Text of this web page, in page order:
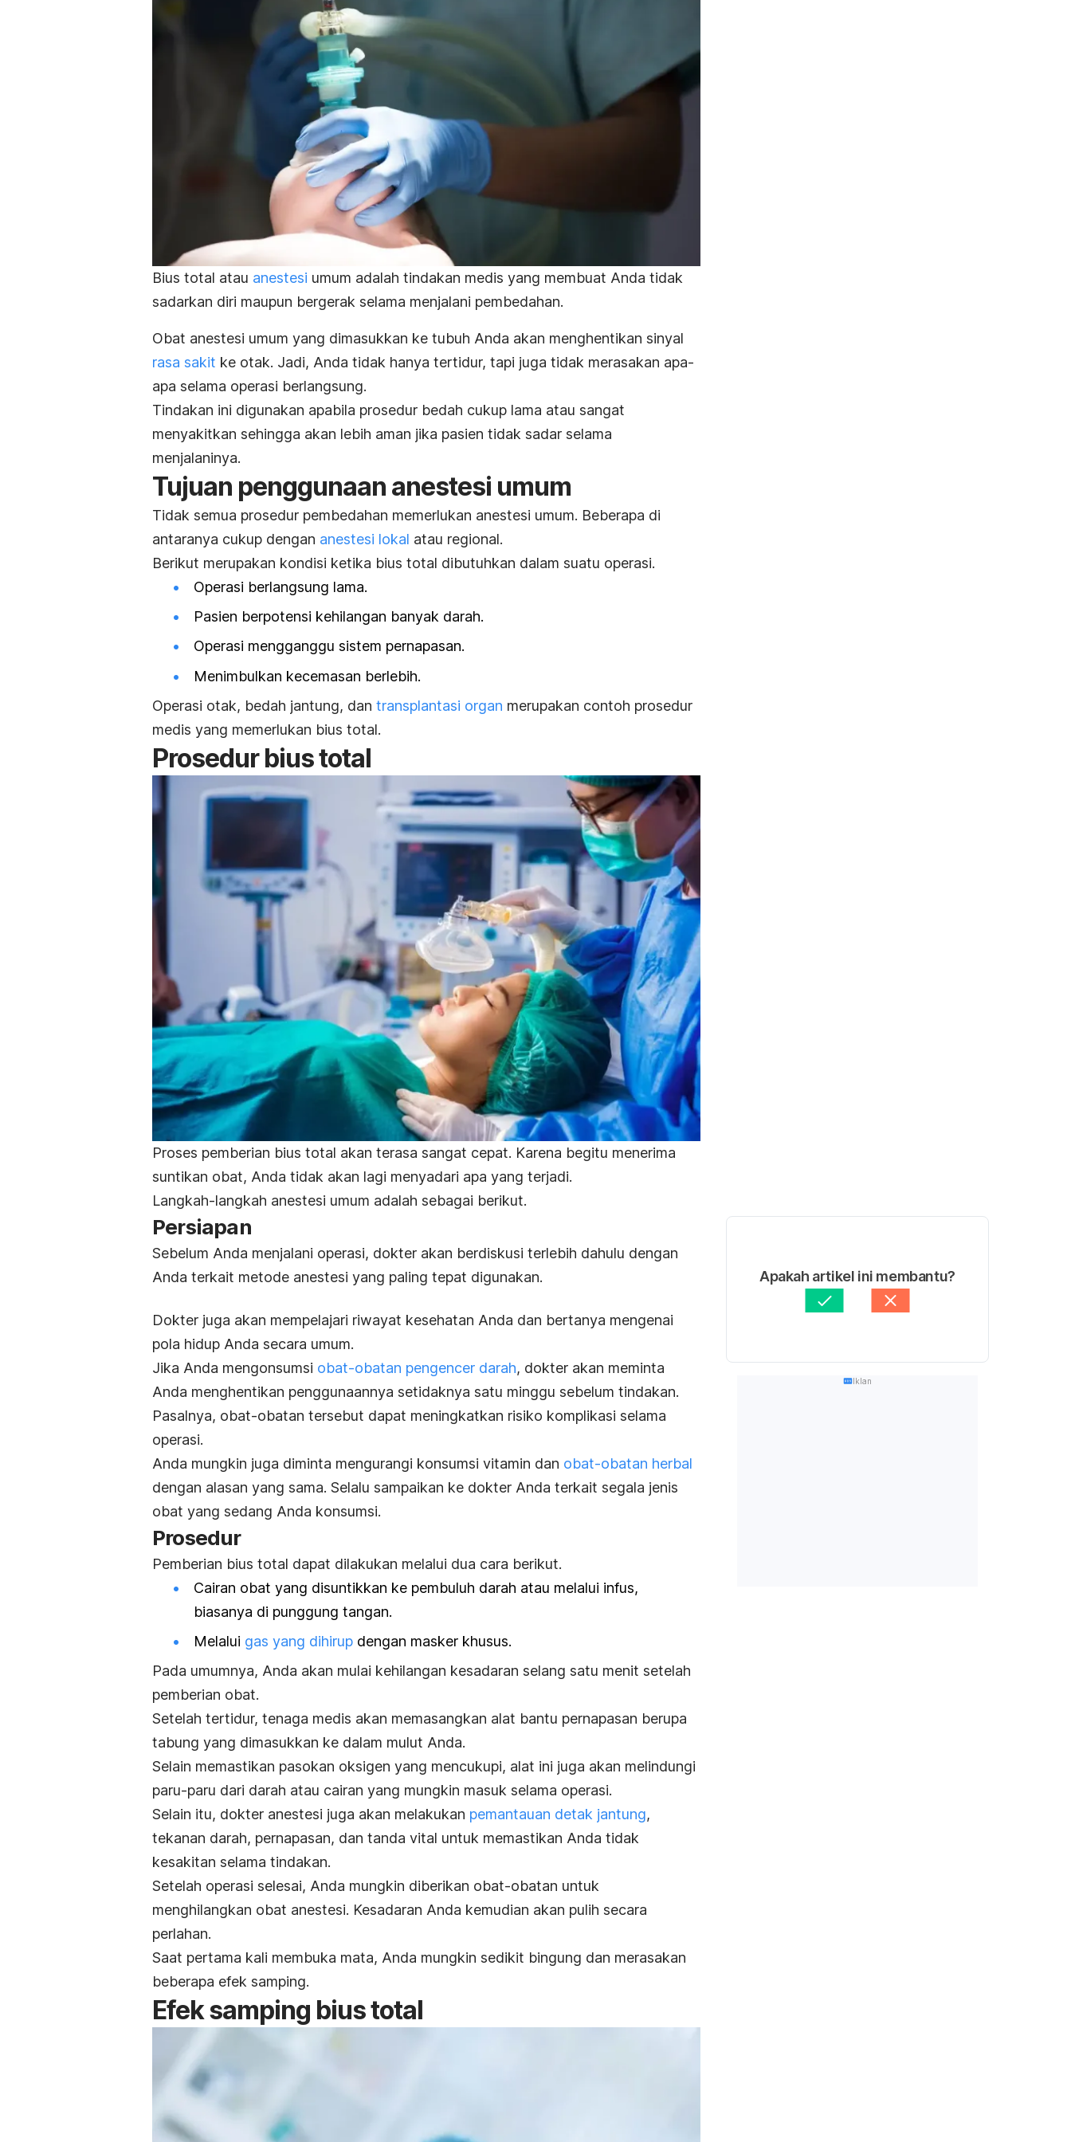
Bius total atau anestesi umum adalah tindakan medis yang membuat Anda tidak
sadarkan diri maupun bergerak selama menjalani pembedahan.
Obat anestesi umum yang dimasukkan ke tubuh Anda akan menghentikan sinyal
rasa sakit ke otak. Jadi, Anda tidak hanya tertidur, tapi juga tidak merasakan apa-
apa selama operasi berlangsung.
Tindakan ini digunakan apabila prosedur bedah cukup lama atau sangat
menyakitkan sehingga akan lebih aman jika pasien tidak sadar selama
menjalaninya.
Tujuan penggunaan anestesi umum
Tidak semua prosedur pembedahan memerlukan anestesi umum. Beberapa di
antaranya cukup dengan anestesi lokal atau regional.
Berikut merupakan kondisi ketika bius total dibutuhkan dalam suatu operasi.
Operasi berlangsung lama.
Pasien berpotensi kehilangan banyak darah.
Operasi mengganggu sistem pernapasan.
Menimbulkan kecemasan berlebih.
Operasi otak, bedah jantung, dan transplantasi organ merupakan contoh prosedur
medis yang memerlukan bius total.
Prosedur bius total
Proses pemberian bius total akan terasa sangat cepat. Karena begitu menerima
suntikan obat, Anda tidak akan lagi menyadari apa yang terjadi.
Langkah-langkah anestesi umum adalah sebagai berikut.
Persiapan
Sebelum Anda menjalani operasi, dokter akan berdiskusi terlebih dahulu dengan
Anda terkait metode anestesi yang paling tepat digunakan.
Dokter juga akan mempelajari riwayat kesehatan Anda dan bertanya mengenai
pola hidup Anda secara umum.
Jika Anda mengonsumsi obat-obatan pengencer darah, dokter akan meminta
Anda menghentikan penggunaannya setidaknya satu minggu sebelum tindakan.
Pasalnya, obat-obatan tersebut dapat meningkatkan risiko komplikasi selama
operasi.
Anda mungkin juga diminta mengurangi konsumsi vitamin dan obat-obatan herbal
dengan alasan yang sama. Selalu sampaikan ke dokter Anda terkait segala jenis
obat yang sedang Anda konsumsi.
Prosedur
Pemberian bius total dapat dilakukan melalui dua cara berikut.
Cairan obat yang disuntikkan ke pembuluh darah atau melalui infus,
biasanya di punggung tangan.
Melalui gas yang dihirup dengan masker khusus.
Pada umumnya, Anda akan mulai kehilangan kesadaran selang satu menit setelah
pemberian obat.
Setelah tertidur, tenaga medis akan memasangkan alat bantu pernapasan berupa
tabung yang dimasukkan ke dalam mulut Anda.
Selain memastikan pasokan oksigen yang mencukupi, alat ini juga akan melindungi
paru-paru dari darah atau cairan yang mungkin masuk selama operasi.
Selain itu, dokter anestesi juga akan melakukan pemantauan detak jantung,
tekanan darah, pernapasan, dan tanda vital untuk memastikan Anda tidak
kesakitan selama tindakan.
Setelah operasi selesai, Anda mungkin diberikan obat-obatan untuk
menghilangkan obat anestesi. Kesadaran Anda kemudian akan pulih secara
perlahan.
Saat pertama kali membuka mata, Anda mungkin sedikit bingung dan merasakan
beberapa efek samping.
Efek samping bius total
Apakah artikel ini membantu?
Iklan